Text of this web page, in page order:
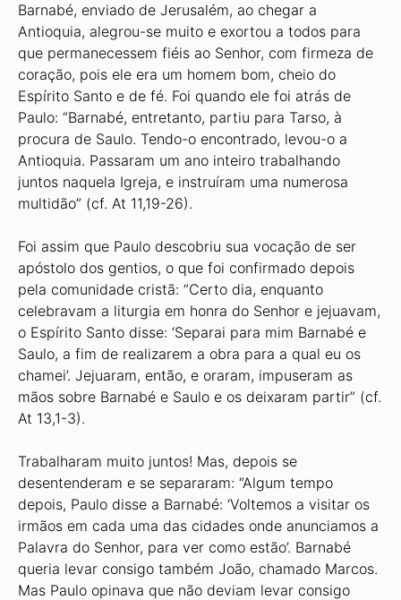
Barnabé, enviado de Jerusalém, ao chegar a
Antioquia, alegrou-se muito e exortou a todos para
que permanecessem fiéis ao Senhor, com firmeza de
coração, pois ele era um homem bom, cheio do
Espírito Santo e de fé. Foi quando ele foi atrás de
Paulo: “Barnabé, entretanto, partiu para Tarso, à
procura de Saulo. Tendo-o encontrado, levou-o a
Antioquia. Passaram um ano inteiro trabalhando
juntos naquela Igreja, e instruíram uma numerosa
multidão” (cf. At 11,19-26).
Foi assim que Paulo descobriu sua vocação de ser
apóstolo dos gentios, o que foi confirmado depois
pela comunidade cristã: “Certo dia, enquanto
celebravam a liturgia em honra do Senhor e jejuavam,
o Espírito Santo disse: ‘Separai para mim Barnabé e
Saulo, a fim de realizarem a obra para a qual eu os
chamei’. Jejuaram, então, e oraram, impuseram as
mãos sobre Barnabé e Saulo e os deixaram partir” (cf.
At 13,1-3).
Trabalharam muito juntos! Mas, depois se
desentenderam e se separaram: “Algum tempo
depois, Paulo disse a Barnabé: ‘Voltemos a visitar os
irmãos em cada uma das cidades onde anunciamos a
Palavra do Senhor, para ver como estão’. Barnabé
queria levar consigo também João, chamado Marcos.
Mas Paulo opinava que não deviam levar consigo